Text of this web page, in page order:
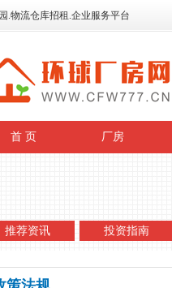
.物流仓库招租.企业服务平台
首 页 厂房
推荐资讯 投资指南